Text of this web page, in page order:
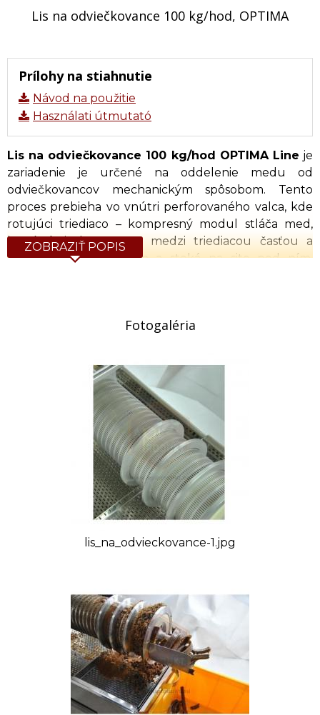
Lis na odviečkovance 100 kg/hod, OPTIMA
Prílohy na stiahnutie
Návod na použitie
Használati útmutató
Lis na odviečkovance 100 kg/hod OPTIMA Line je
zariadenie je určené na oddelenie medu od
odviečkovancov mechanickým spôsobom. Tento
proces prebieha vo vnútri perforovaného valca, kde
rotujúci triediaco – kompresný modul stláča med,
ktorý ústi do otvorov medzi triediacou časťou a
perforovaným plechom a steká na sito pod ním.
extrudéra je triediaco – kompresný modul a
nastaviteľnom stole. Oddelenie medu od
odviečkovancov prebieha vo vnútri perforovaného
valca. Zariadenie je malej veľkosti a prístupné pre
užívateľa. Regulátor umožňuje nastaviť otáčky
Prepínač L-0-P nemá reguláciu otáčok šneku. Kryt
zariadenia je vyrobený z ocele maľovanej práškovou
Technické parametre:
Napájanie: 400V
Výkon: 0,55 kW
Výstupný guľový ventil 5/4”
Rozmery: výška 800 mm, šírka 530 mm, dĺžka 1200
ZOBRAZIŤ POPIS
Fotogaléria
lis_na_odvieckovance-1.jpg